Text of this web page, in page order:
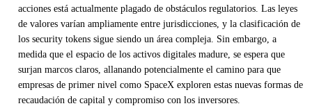
acciones está actualmente plagado de obstáculos regulatorios. Las leyes
de valores varían ampliamente entre jurisdicciones, y la clasificación de
los security tokens sigue siendo un área compleja. Sin embargo, a
medida que el espacio de los activos digitales madure, se espera que
surjan marcos claros, allanando potencialmente el camino para que
empresas de primer nivel como SpaceX exploren estas nuevas formas de
recaudación de capital y compromiso con los inversores.